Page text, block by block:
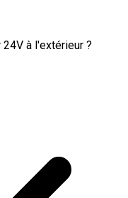
à l'extérieur ?